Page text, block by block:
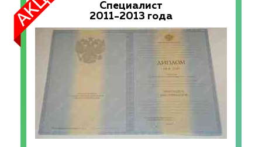
Специалист
2011-2013 года